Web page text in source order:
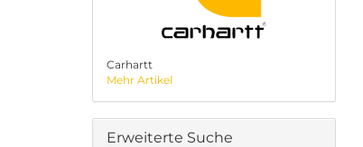
Carhartt
Mehr Artikel
Erweiterte Suche